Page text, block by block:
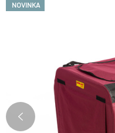
NOVINKA